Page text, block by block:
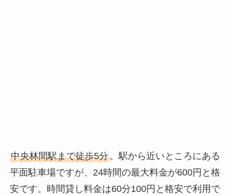
中央林間駅まで徒歩5分。駅から近いところにある
平面駐車場ですが、24時間の最大料金が600円と格
安です。時間貸し料金は60分100円と格安で利用で